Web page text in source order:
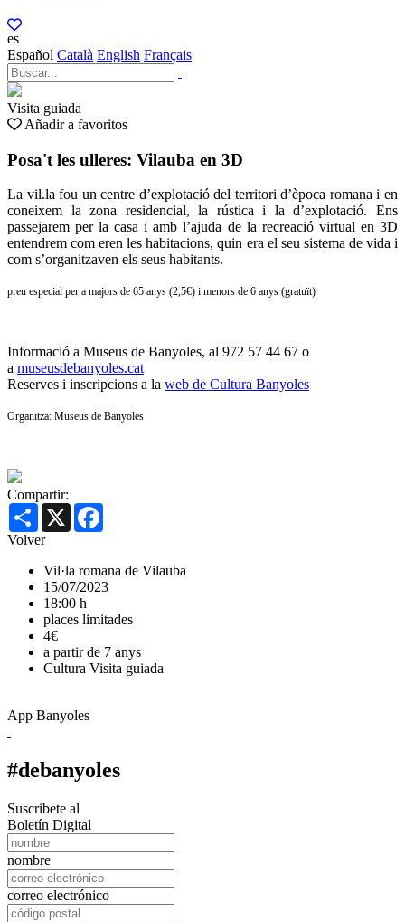
es
Español Català English Français
Visita guiada
Añadir a favoritos
Posa't les ulleres: Vilauba en 3D
La vil.la fou un centre d’explotació del territori d’època romana i en
coneixem la zona residencial, la rústica i la d’explotació. Ens
passejarem per la casa i amb l’ajuda de la recreació virtual en 3D
entendrem com eren les habitacions, quin era el seu sistema de vida i
com s’organitzaven els seus habitants.
preu especial per a majors de 65 anys (2,5€) i menors de 6 anys (gratuït)
Informació a Museus de Banyoles, al 972 57 44 67 o
a museusdebanyoles.cat
Reserves i inscripcions a la web de Cultura Banyoles
Organitza: Museus de Banyoles
Compartir:
Share X
Volver
Vil·la romana de Vilauba
15/07/2023
18:00 h
places limitades
4€
a partir de 7 anys
Cultura Visita guiada
App Banyoles
#debanyoles
Suscribete al
Boletín Digital
nombre
correo electrónico